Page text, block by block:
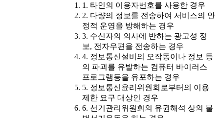
1. 타인의 이용자번호를 사용한 경우
2. 다량의 정보를 전송하여 서비스의 안
정적 운영을 방해하는 경우
3. 수신자의 의사에 반하는 광고성 정
보, 전자우편을 전송하는 경우
4. 정보통신설비의 오작동이나 정보 등
의 파괴를 유발하는 컴퓨터 바이러스
프로그램등을 유포하는 경우
5. 정보통신윤리위원회로부터의 이용
제한 요구 대상인 경우
6. 선거관리위원회의 유권해석 상의 불